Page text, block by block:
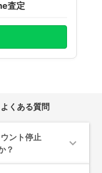
査定
くある質問
ント停止
？
expand_more